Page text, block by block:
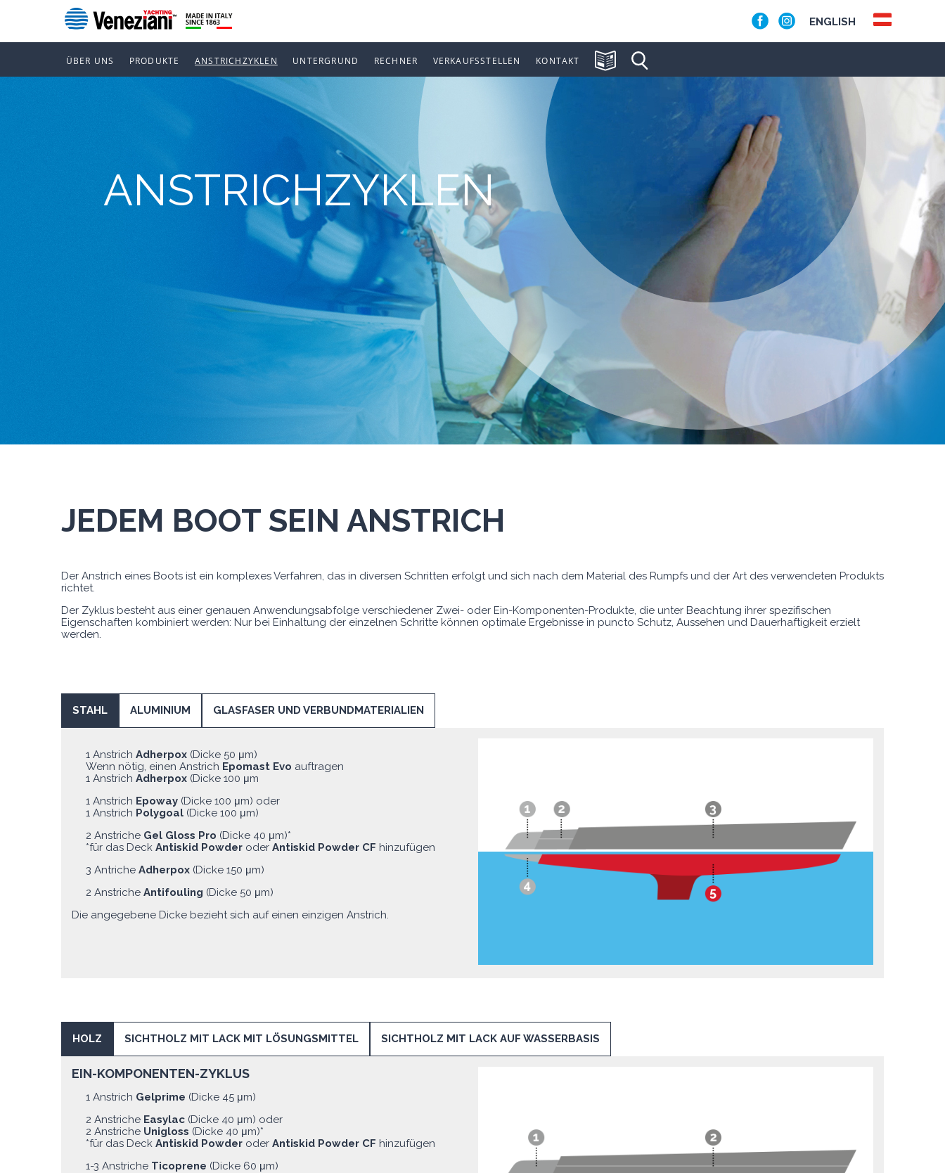
ENGLISH
ÜBER UNS PRODUKTE ANSTRICHZYKLEN UNTERGRUND RECHNER VERKAUFSSTELLEN KONTAKT
ANSTRICHZYKLEN
JEDEM BOOT SEIN ANSTRICH
Der Anstrich eines Boots ist ein komplexes Verfahren, das in diversen Schritten erfolgt und sich nach dem Material des Rumpfs und der Art des verwendeten Produkts
richtet.
Der Zyklus besteht aus einer genauen Anwendungsabfolge verschiedener Zwei- oder Ein-Komponenten-Produkte, die unter Beachtung ihrer spezifischen
Eigenschaften kombiniert werden: Nur bei Einhaltung der einzelnen Schritte können optimale Ergebnisse in puncto Schutz, Aussehen und Dauerhaftigkeit erzielt
werden.
STAHL ALUMINIUM GLASFASER UND VERBUNDMATERIALIEN
1 Anstrich Adherpox (Dicke 50 μm)
Wenn nötig, einen Anstrich Epomast Evo auftragen
1 Anstrich Adherpox (Dicke 100 μm
1 Anstrich Epoway (Dicke 100 μm) oder
1 Anstrich Polygoal (Dicke 100 μm)
2 Anstriche Gel Gloss Pro (Dicke 40 μm)*
*für das Deck Antiskid Powder oder Antiskid Powder CF hinzufügen
3 Antriche Adherpox (Dicke 150 μm)
2 Anstriche Antifouling (Dicke 50 μm)
Die angegebene Dicke bezieht sich auf einen einzigen Anstrich.
HOLZ SICHTHOLZ MIT LACK MIT LÖSUNGSMITTEL SICHTHOLZ MIT LACK AUF WASSERBASIS
EIN-KOMPONENTEN-ZYKLUS
1 Anstrich Gelprime (Dicke 45 μm)
2 Anstriche Easylac (Dicke 40 μm) oder
2 Anstriche Unigloss (Dicke 40 μm)*
*für das Deck Antiskid Powder oder Antiskid Powder CF hinzufügen
1-3 Anstriche Ticoprene (Dicke 60 μm)